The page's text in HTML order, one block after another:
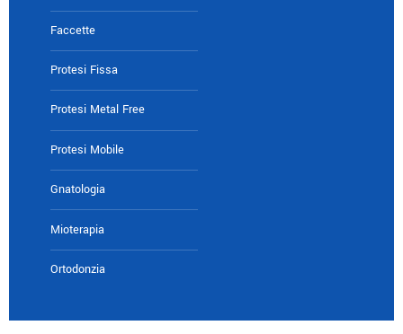
Faccette
Protesi Fissa
Protesi Metal Free
Protesi Mobile
Gnatologia
Mioterapia
Ortodonzia